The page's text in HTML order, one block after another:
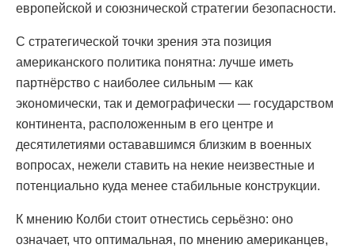
европейской и союзнической стратегии безопасности.
С стратегической точки зрения эта позиция
американского политика понятна: лучше иметь
партнёрство с наиболее сильным — как
экономически, так и демографически — государством
континента, расположенным в его центре и
десятилетиями остававшимся близким в военных
вопросах, нежели ставить на некие неизвестные и
потенциально куда менее стабильные конструкции.
К мнению Колби стоит отнестись серьёзно: оно
означает, что оптимальная, по мнению американцев,